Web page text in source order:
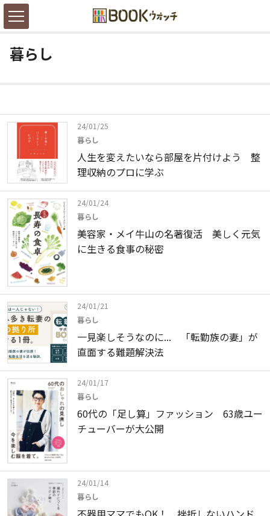
暮らし
24/01/25
暮らし
人生を変えたいなら部屋を片付けよう 整
理収納のプロに学ぶ
24/01/24
暮らし
美容家・メイ牛山の名著復活 美しく元気
に生きる食事の秘密
24/01/21
暮らし
一見楽しそうなのに... 「転勤族の妻」が
直面する難題解決法
24/01/17
暮らし
60代の「足し算」ファッション 63歳ユー
チューバーが大公開
24/01/14
暮らし